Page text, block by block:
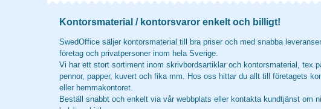
Kontorsmaterial / kontorsvaror enkelt och billigt!
SwedOffice säljer kontorsmaterial till bra priser och med snabba leveranser
företag och privatpersoner inom hela Sverige.
Vi har ett stort sortiment inom skrivbordsartiklar och kontorsmaterial, tex
pennor, papper, kuvert och fika mm. Hos oss hittar du allt till företagets
eller hemmakontoret.
Beställ snabbt och enkelt via vår webbplats eller kontakta kundtjänst om ni